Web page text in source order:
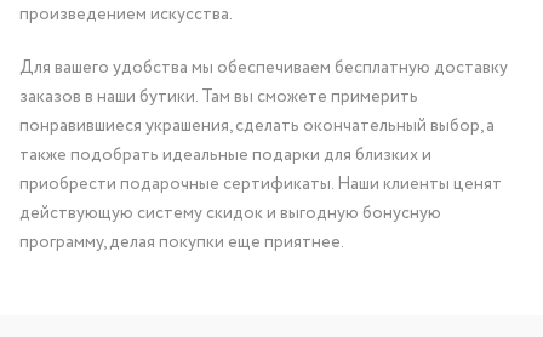
произведением искусства.
Для вашего удобства мы обеспечиваем бесплатную доставку
заказов в наши бутики. Там вы сможете примерить
понравившиеся украшения, сделать окончательный выбор, а
также подобрать идеальные подарки для близких и
приобрести подарочные сертификаты. Наши клиенты ценят
действующую систему скидок и выгодную бонусную
программу, делая покупки еще приятнее.